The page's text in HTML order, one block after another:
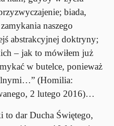
biada,
naszego
abstrakcyjnej doktryny;
– jak to mówiłem już
w butelce, ponieważ
(Homilia:
2 lutego 2016)…
to dar Ducha Świętego,